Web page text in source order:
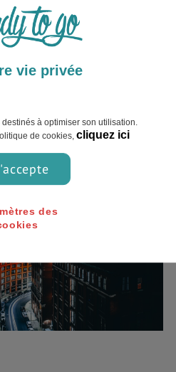
!
facilement, rapidement et de
le plus simple et le plus rapide
Vous remplissez le formulaire
votre visa directement par
vie privée
à optimiser son utilisation.
de cookies, cliquez ici
des